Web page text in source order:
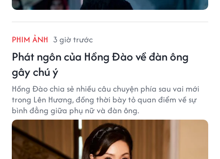
PHIM ẢNH 3 giờ trước
Phát ngôn của Hồng Đào về đàn ông
gây chú ý
Hồng Đào chia sẻ nhiều câu chuyện phía sau vai mới
trong Lên Hương, đồng thời bày tỏ quan điểm về sự
bình đẳng giữa phụ nữ và đàn ông.